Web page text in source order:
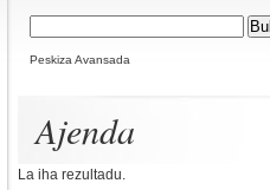
Peskiza Avansada
Ajenda
La iha rezultadu.